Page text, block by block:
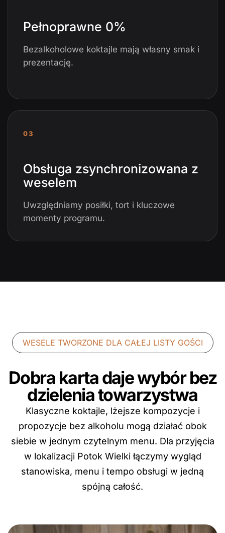
Pełnoprawne 0%
Bezalkoholowe koktajle mają własny smak i
prezentację.
03
Obsługa zsynchronizowana z
weselem
Uwzględniamy posiłki, tort i kluczowe
momenty programu.
WESELE TWORZONE DLA CAŁEJ LISTY GOŚCI
Dobra karta daje wybór bez
dzielenia towarzystwa
Klasyczne koktajle, lżejsze kompozycje i
propozycje bez alkoholu mogą działać obok
siebie w jednym czytelnym menu. Dla przyjęcia
w lokalizacji Potok Wielki łączymy wygląd
stanowiska, menu i tempo obsługi w jedną
spójną całość.